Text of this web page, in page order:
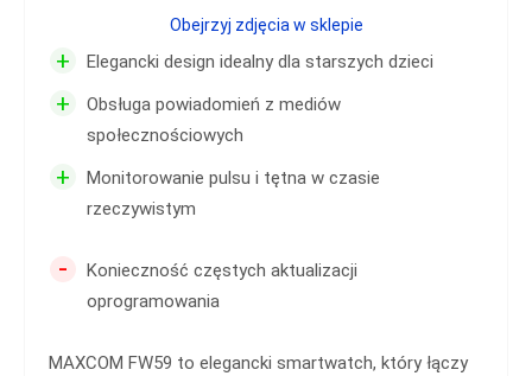
+ Elegancki design idealny dla starszych dzieci
+
Obsługa powiadomień z mediów
społecznościowych
+
Monitorowanie pulsu i tętna w czasie
rzeczywistym
-
Konieczność częstych aktualizacji
oprogramowania
MAXCOM FW59 to elegancki smartwatch, który łączy
Obejrzyj zdjęcia w sklepie